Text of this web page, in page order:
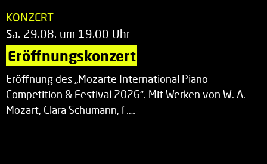
KONZERT
Sa. 29.08. um 19.00 Uhr
Eröffnungskonzert
Eröffnung des „Mozarte International Piano
Competition & Festival 2026“. Mit Werken von W. A.
Mozart, Clara Schumann, F.…